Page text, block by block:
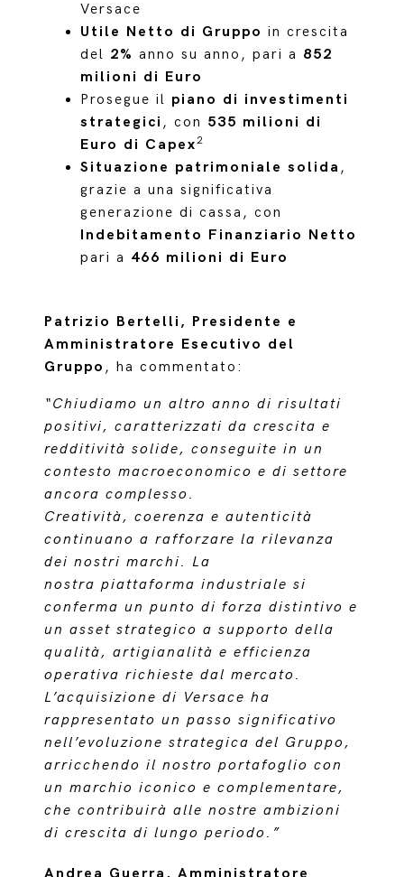
Versace
Utile Netto di Gruppo in crescita
del 2% anno su anno, pari a 852
milioni di Euro
Prosegue il piano di investimenti
strategici , con 535 milioni di
Euro di Capex2
Situazione patrimoniale solida ,
grazie a una significativa
generazione di cassa, con
Indebitamento Finanziario Netto
pari a 466 milioni di Euro
Patrizio Bertelli, Presidente e
Amministratore Esecutivo del
Gruppo , ha commentato:
“Chiudiamo un altro anno di risultati
positivi, caratterizzati da crescita e
redditività solide, conseguite in un
contesto macroeconomico e di settore
ancora complesso.
Creatività, coerenza e autenticità
continuano a rafforzare la rilevanza
dei nostri marchi. La
nostra piattaforma industriale si
conferma un punto di forza distintivo e
un asset strategico a supporto della
qualità, artigianalità e efficienza
operativa richieste dal mercato.
L’acquisizione di Versace ha
rappresentato un passo significativo
nell’evoluzione strategica del Gruppo,
arricchendo il nostro portafoglio con
un marchio iconico e complementare,
che contribuirà alle nostre ambizioni
di crescita di lungo periodo.”